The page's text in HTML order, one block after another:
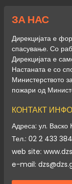
ЗА НАС
Дирекцијата е
спасување. Со
Дирекцијата е
Настаната е со
Министерството
пожари од
КОНТАКТ
Адреса: ул. Васко
Тел.: 02 2 433
web site:
e-mail: